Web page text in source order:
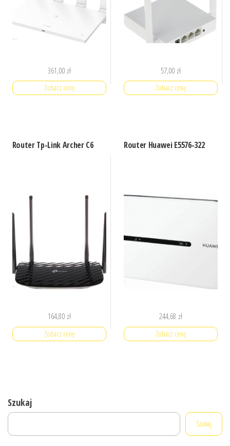
361,00 zł
Zobacz cenę
57,00 zł
Zobacz cenę
Router Tp-Link Archer C6
164,80 zł
Zobacz cenę
Router Huawei E5576-322
244,68 zł
Zobacz cenę
Szukaj
Szukaj